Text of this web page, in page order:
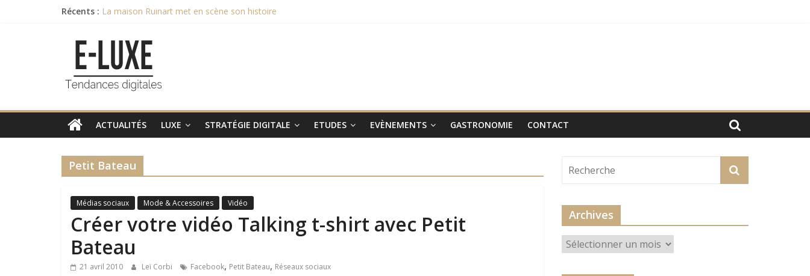
Récents : La maison Ruinart met en scène son histoire
Février 2017 commercialisation des nouveaux smartphones Vertus
Et le Bocuse d’Or 2017 est remporté par …
[Evénement] Le 15ème Sommet du Luxe aura lieu le 31 janvier 2017
e-
luxe
L'actualité
digitale
du
ACTUALITÉS LUXE STRATÉGIE DIGITALE ETUDES EVÈNEMENTS GASTRONOMIE CONTACT
Petit Bateau
Médias sociaux Mode & Accessoires Vidéo
Créer votre vidéo Talking t-shirt avec Petit
Bateau
21 avril 2010 Leï Corbi Facebook, Petit Bateau, Réseaux sociaux
Archives
Archives